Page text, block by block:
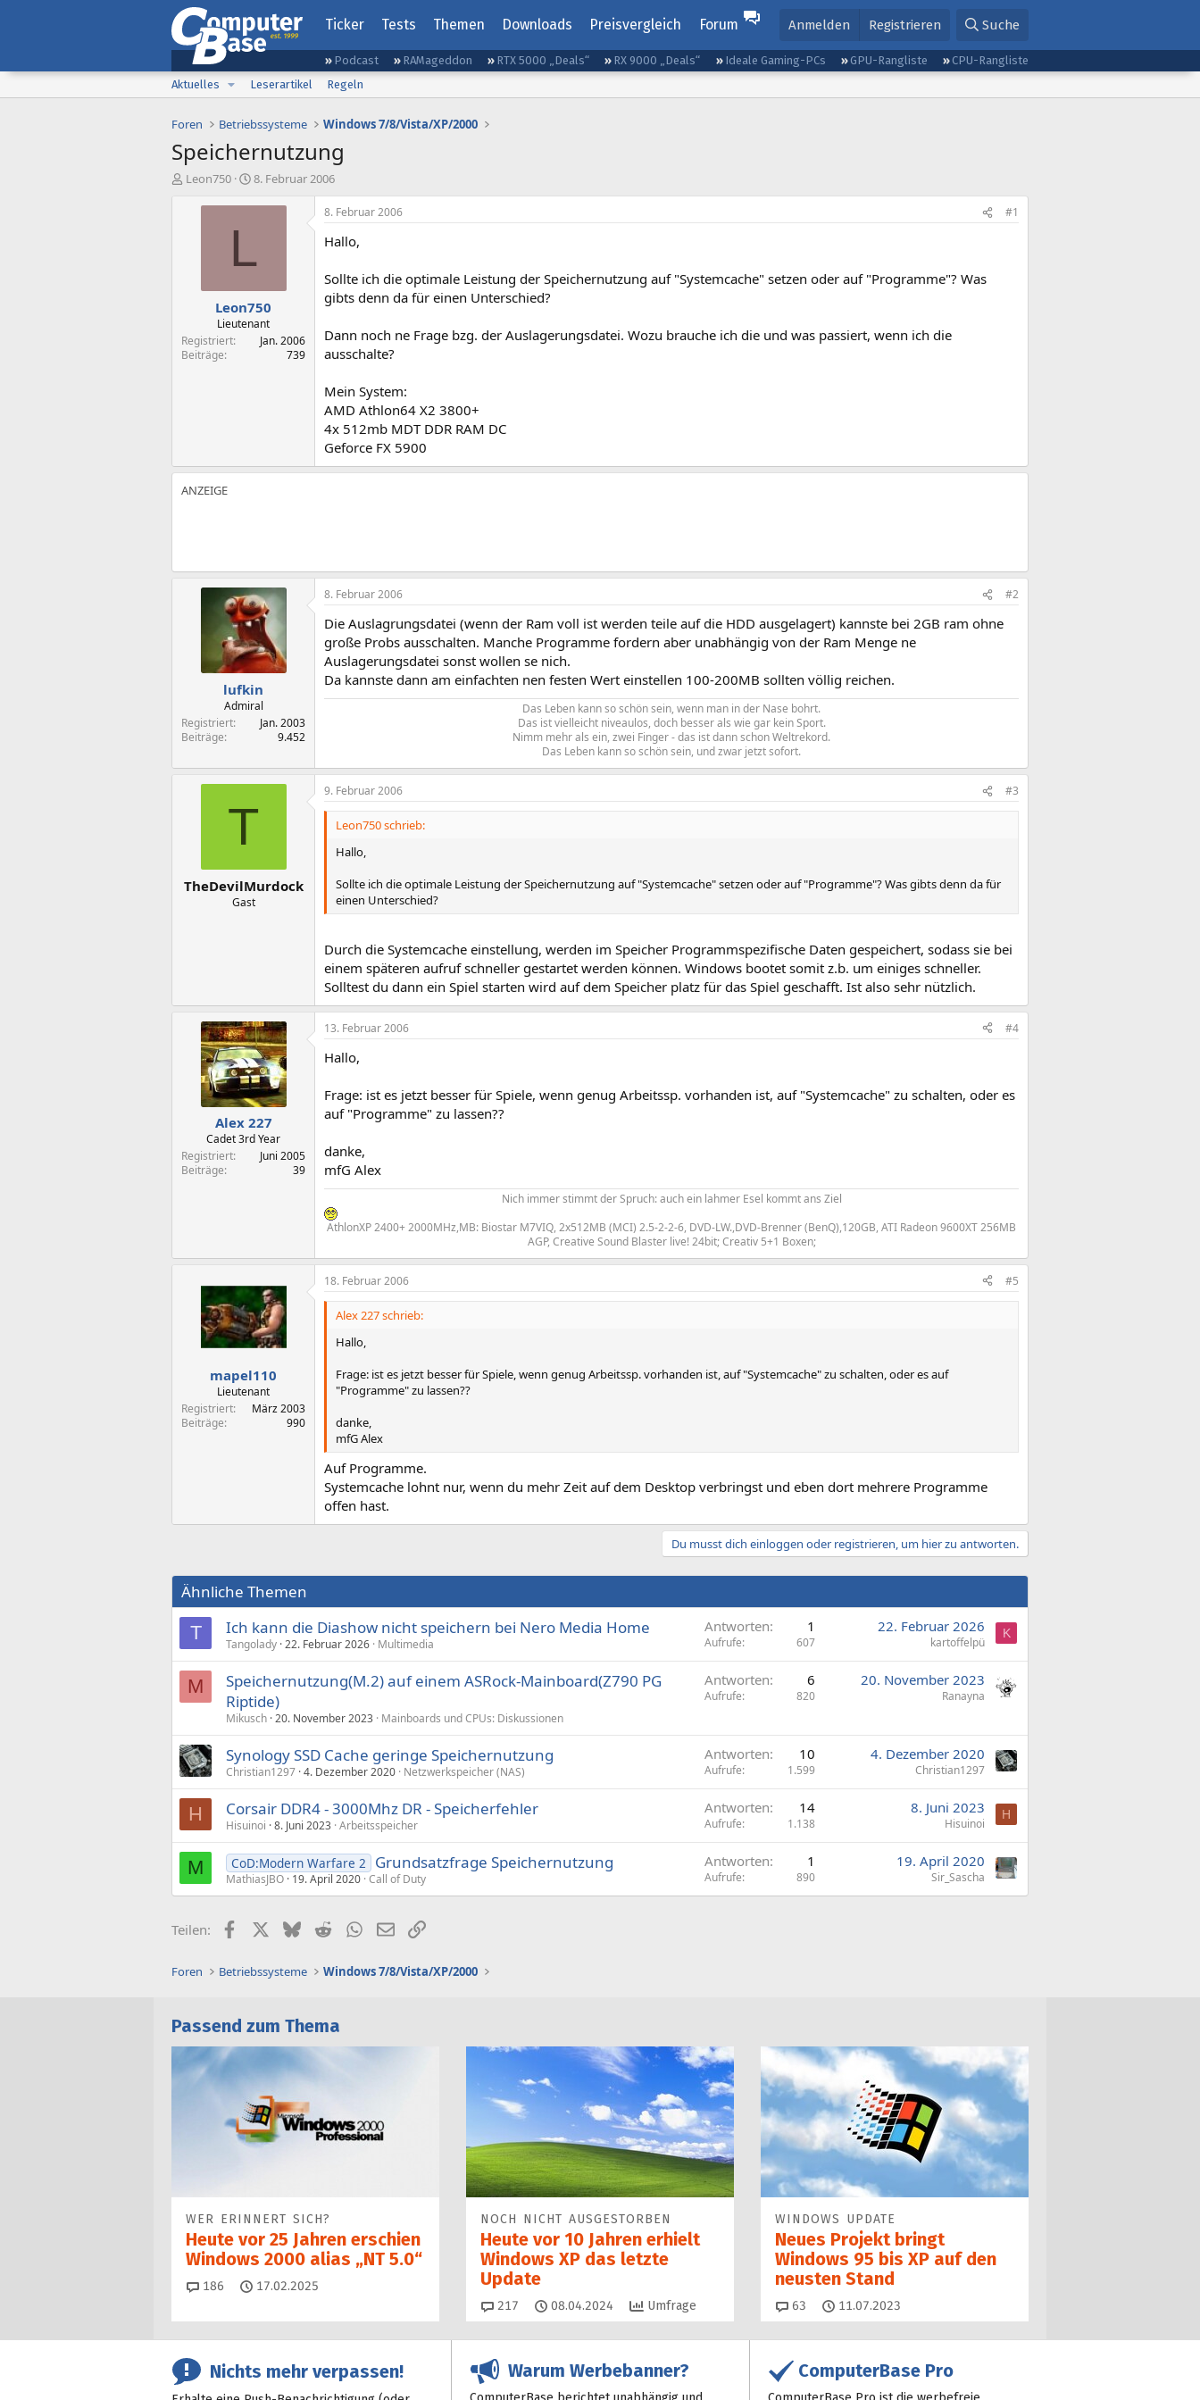
Ticker Tests Themen Downloads Preisvergleich Forum Anmelden Registrieren Suche
Podcast RAMageddon RTX 5000 „Deals“ RX 9000 „Deals“ Ideale Gaming-PCs GPU-Rangliste
CPU-Rangliste
Aktuelles
Leserartikel Regeln
Foren Betriebssysteme Windows 7/8/Vista/XP/2000
Speichernutzung
ELeon750
E
s
l
t
a
m
8. Februar 2006
L
Leon750
Lieutenant
Registriert
Jan. 2006
Beiträge
739
8. Februar 2006 #1
Hallo,
Sollte ich die optimale Leistung der Speichernutzung auf "Systemcache" setzen oder auf "Programme"? Was
gibts denn da für einen Unterschied?
Dann noch ne Frage bzg. der Auslagerungsdatei. Wozu brauche ich die und was passiert, wenn ich die
ausschalte?
Mein System:
AMD Athlon64 X2 3800+
4x 512mb MDT DDR RAM DC
Geforce FX 5900
lufkin
Admiral
Registriert
Jan. 2003
Beiträge
9.452
8. Februar 2006 #2
Die Auslagrungsdatei (wenn der Ram voll ist werden teile auf die HDD ausgelagert) kannste bei 2GB ram ohne
große Probs ausschalten. Manche Programme fordern aber unabhängig von der Ram Menge ne
Auslagerungsdatei sonst wollen se nich.
Da kannste dann am einfachten nen festen Wert einstellen 100-200MB sollten völlig reichen.
Das Leben kann so schön sein, wenn man in der Nase bohrt.
Das ist vielleicht niveaulos, doch besser als wie gar kein Sport.
Nimm mehr als ein, zwei Finger - das ist dann schon Weltrekord.
Das Leben kann so schön sein, und zwar jetzt sofort.​
T
TheDevilMurdock
Gast
9. Februar 2006 #3
Leon750 schrieb:
Hallo,
Sollte ich die optimale Leistung der Speichernutzung auf "Systemcache" setzen oder auf "Programme"? Was gibts denn da für
einen Unterschied?
Durch die Systemcache einstellung, werden im Speicher Programmspezifische Daten gespeichert, sodass sie bei
einem späteren aufruf schneller gestartet werden können. Windows bootet somit z.b. um einiges schneller.
Solltest du dann ein Spiel starten wird auf dem Speicher platz für das Spiel geschafft. Ist also sehr nützlich.
Alex 227
Cadet 3rd Year
Registriert
Juni 2005
Beiträge
39
13. Februar 2006 #4
Hallo,
Frage: ist es jetzt besser für Spiele, wenn genug Arbeitssp. vorhanden ist, auf "Systemcache" zu schalten, oder es
auf "Programme" zu lassen??
danke,
mfG Alex
Nich immer stimmt der Spruch: auch ein lahmer Esel kommt ans Ziel​
AthlonXP 2400+ 2000MHz,MB: Biostar M7VIQ, 2x512MB (MCI) 2.5-2-2-6, DVD-LW.,DVD-Brenner (BenQ),120GB, ATI Radeon 9600XT 256MB
AGP, Creative Sound Blaster live! 24bit; Creativ 5+1 Boxen;​
mapel110
Lieutenant
Registriert
März 2003
Beiträge
990
18. Februar 2006 #5
Alex 227 schrieb:
Hallo,
Frage: ist es jetzt besser für Spiele, wenn genug Arbeitssp. vorhanden ist, auf "Systemcache" zu schalten, oder es auf
"Programme" zu lassen??
danke,
mfG Alex
Auf Programme.
Systemcache lohnt nur, wenn du mehr Zeit auf dem Desktop verbringst und eben dort mehrere Programme
offen hast.
Du musst dich einloggen oder registrieren, um hier zu antworten.
Ähnliche Themen
T Ich kann die Diashow nicht speichern bei Nero Media Home
Tangolady 22. Februar 2026 Multimedia
Antworten 1
Aufrufe 607
22. Februar 2026
kartoffelpü
K
M
Speichernutzung(M.2) auf einem ASRock-Mainboard(Z790 PG
Riptide)
Mikusch 20. November 2023 Mainboards und CPUs: Diskussionen
Antworten 6
Aufrufe 820
20. November 2023
Ranayna
Synology SSD Cache geringe Speichernutzung
Christian1297 4. Dezember 2020 Netzwerkspeicher (NAS)
Antworten 10
Aufrufe 1.599
4. Dezember 2020
Christian1297
H Corsair DDR4 - 3000Mhz DR - Speicherfehler
Hisuinoi 8. Juni 2023 Arbeitsspeicher
Antworten 14
Aufrufe 1.138
8. Juni 2023
Hisuinoi
H
M CoD:Modern Warfare 2 Grundsatzfrage Speichernutzung
MathiasJBO 19. April 2020 Call of Duty
Antworten 1
Aufrufe 890
19. April 2020
Sir_Sascha
Teilen: FacebookX (Twitter)
BlueskyRedditWhatsApp
E-MailLink
Foren Betriebssysteme Windows 7/8/Vista/XP/2000
Passend zum Thema
WER ERINNERT SICH?
Heute vor 25 Jahren erschien
Windows 2000 alias „NT 5.0“
186 Kommentare
17.02.2025
NOCH NICHT AUSGESTORBEN
Heute vor 10 Jahren erhielt
Windows XP das letzte
Update
217 Kommentare
08.04.2024 Umfrage
WINDOWS UPDATE
Neues Projekt bringt
Windows 95 bis XP auf den
neusten Stand
63 Kommentare
11.07.2023
Nichts mehr verpassen! Warum Werbebanner? ComputerBase Pro